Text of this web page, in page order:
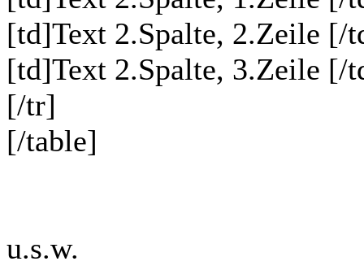
[td]Text 2.Spalte, 2.Zeile [/
[td]Text 2.Spalte, 3.Zeile [/
[/tr]
[/table]
u.s.w.